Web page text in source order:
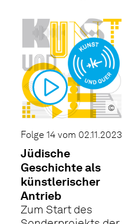
©
Folge 14 vom 02.11.2023
Jüdische
Geschichte als
künstlerischer
Antrieb
Zum Start des